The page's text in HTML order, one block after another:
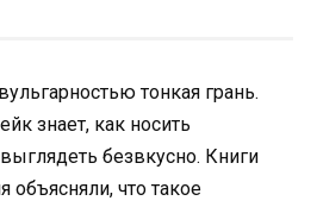
тонкая грань.
знает, как носить
безвкусно. Книги
что такое